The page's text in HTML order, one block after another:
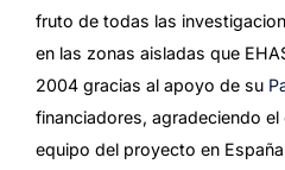
fruto de todas las
en las zonas aisladas que
2004 gracias al apoyo de su
financiadores, agradeciendo
equipo del proyecto en